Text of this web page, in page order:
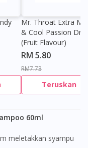
Mr. Throat Extra
& Cool Passion
(Fruit Flavour)
RM 5.80
RM7.73
Teruskan
60ml